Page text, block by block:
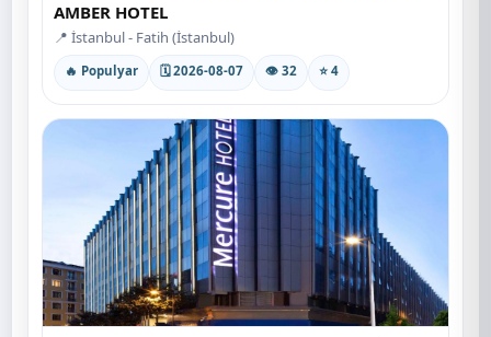
AMBER HOTEL
📍 İstanbul - Fatih (İstanbul)
🔥 Populyar 🗓 2026-08-07 👁 32 ⭐ 4